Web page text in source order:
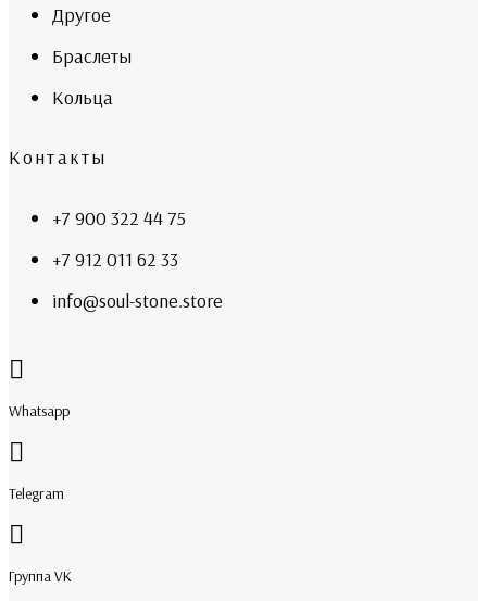
Другое
Браслеты
Кольца
Контакты
+7 900 322 44 75
+7 912 011 62 33
info@soul-stone.store
Whatsapp
Telegram
Группа VK